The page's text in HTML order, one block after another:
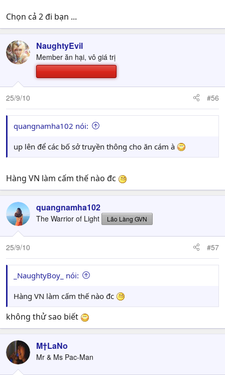
Chọn cả 2 đi bạn ...
NaughtyEvil
Member ăn hại, vô giá trị
25/9/10 #56
quangnamha102 nói:
up lên để các bố sở truyền thông cho ăn cám à
Hàng VN làm cấm thế nào đc
quangnamha102
The Warrior of Light Lão Làng GVN
25/9/10 #57
_NaughtyBoy_ nói:
Hàng VN làm cấm thế nào đc
không thử sao biết
M†LaNo
Mr & Ms Pac-Man